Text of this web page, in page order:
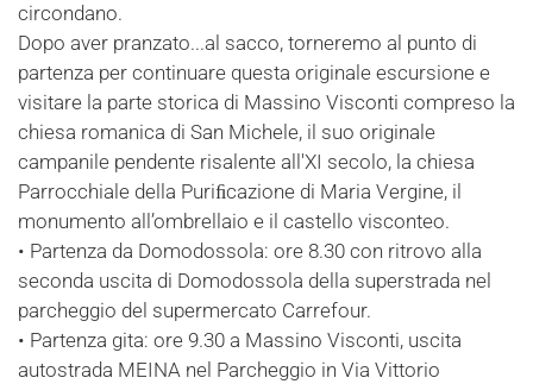
circondano.
Dopo aver pranzato...al sacco, torneremo al punto di
partenza per continuare questa originale escursione e
visitare la parte storica di Massino Visconti compreso la
chiesa romanica di San Michele, il suo originale
campanile pendente risalente all'XI secolo, la chiesa
Parrocchiale della Puriﬁcazione di Maria Vergine, il
monumento all’ombrellaio e il castello visconteo.
• Partenza da Domodossola: ore 8.30 con ritrovo alla
seconda uscita di Domodossola della superstrada nel
parcheggio del supermercato Carrefour.
• Partenza gita: ore 9.30 a Massino Visconti, uscita
autostrada MEINA nel Parcheggio in Via Vittorio